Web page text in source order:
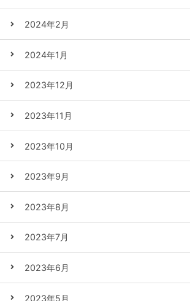
2024年2月
2024年1月
2023年12月
2023年11月
2023年10月
2023年9月
2023年8月
2023年7月
2023年6月
2023年5月